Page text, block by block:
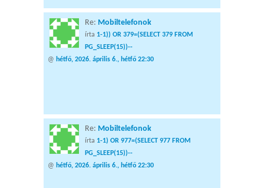
Re: Mobiltelefonok
írta 1-1)) OR 379=(SELECT 379 FROM
PG_SLEEP(15))--
@ hétfő, 2026. április 6., hétfő 22:30
Re: Mobiltelefonok
írta 1-1) OR 977=(SELECT 977 FROM
PG_SLEEP(15))--
@ hétfő, 2026. április 6., hétfő 22:30